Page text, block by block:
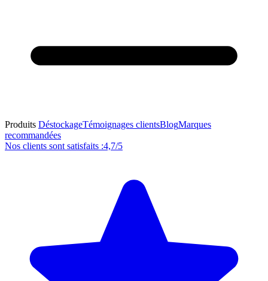
Produits DéstockageTémoignages clientsBlogMarques
recommandées
Nos clients sont satisfaits :4,7/5